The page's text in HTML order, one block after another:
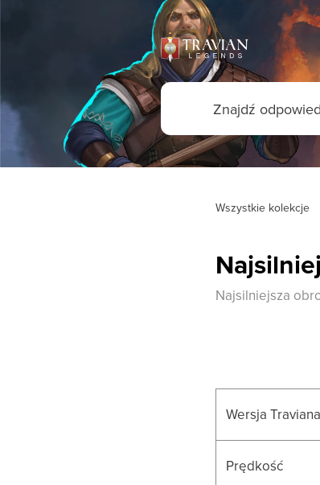
Wszystkie kolekcje
Najsilniejsza
Wersja Traviana
Prędkość